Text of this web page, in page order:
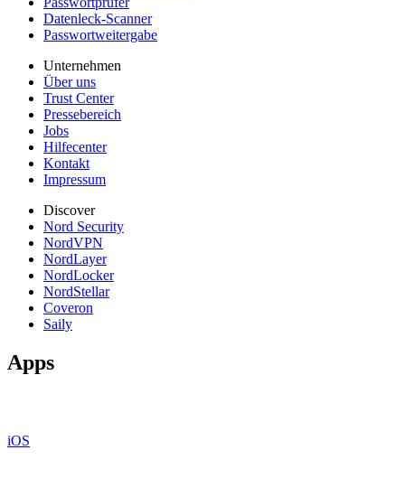
Datenleck-Scanner
Passwortweitergabe
Unternehmen
Über uns
Trust Center
Pressebereich
Jobs
Hilfecenter
Kontakt
Impressum
Discover
Nord Security
NordVPN
NordLayer
NordLocker
NordStellar
Coveron
Saily
Apps
iOS